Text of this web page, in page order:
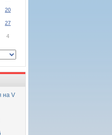
20
27
4
на V